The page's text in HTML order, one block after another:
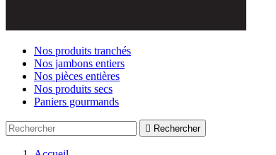
Nos produits tranchés
Nos jambons entiers
Nos pièces entières
Nos produits secs
Paniers gourmands
 Rechercher